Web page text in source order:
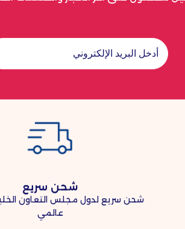
شحن سريع
شحن سريع لدول مجلس التعاون
عالمي